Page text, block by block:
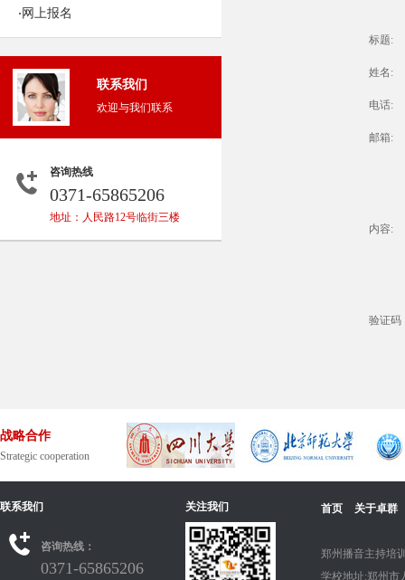
· 网上报名
联系我们
欢迎与我们联系
咨询热线
0371-65865206
地址：人民路12号临街三楼
标题:
姓名:
电话:
邮箱:
内容:
验证码
战略合作
Strategic cooperation
联系我们
咨询热线：
0371-65865206
关注我们 首页 关于卓群
郑州播音主持培
学校地址:郑州市